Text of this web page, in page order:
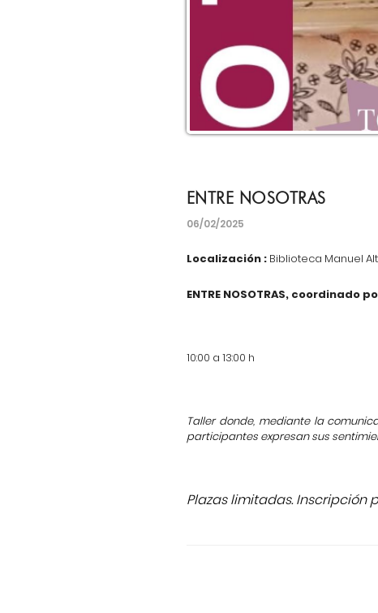
ENTRE NOSOTRAS
06/02/2025
Localización :Biblioteca Manuel
ENTRE NOSOTRAS, coordinado
10:00 a 13:00 h
Taller donde, mediante la
participantes expresan sus
Plazas limitadas. Inscripción